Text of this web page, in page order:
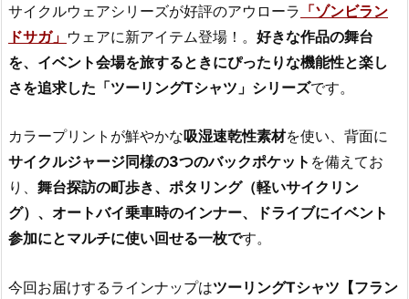
サイクルウェアシリーズが好評のアウローラ 「ゾンビラン
ドサガ」 ウェアに新アイテム登場！。 好きな作品の舞台
を、イベント会場を旅するときにぴったりな機能性と楽し
さを追求した「ツーリングTシャツ」シリーズです。
カラープリントが鮮やかな吸湿速乾性素材を使い、背面に
サイクルジャージ同様の3つのバックポケット を備えてお
り、 舞台探訪の町歩き、ポタリング（軽いサイクリン
グ）、オートバイ乗車時のインナー、ドライブにイベント
参加にとマルチに使い回せる一枚です。
今回お届けするラインナップはツーリングTシャツ【フラン